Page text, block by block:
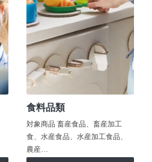
食料品類
対象商品 畜産食品、畜産加工
食、水産食品、水産加工食品、
農産…